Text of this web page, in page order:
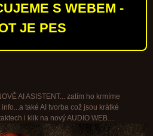
S WEBEM -
JE PES
AI ASISTENT... zatím ho krmíme
také AI tvorba což jsou krátké
i klik na nový AUDIO WEB....